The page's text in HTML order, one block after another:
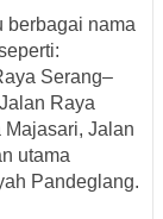
berbagai nama
Serang–
Raya
Jalan
utama
Pandeglang.